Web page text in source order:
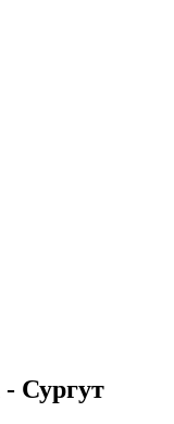
Сургут